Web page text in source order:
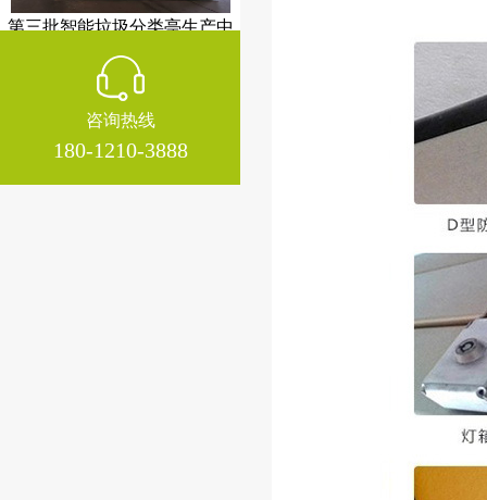
第三批智能垃圾分类亭生产中
咨询热线
180-1210-3888